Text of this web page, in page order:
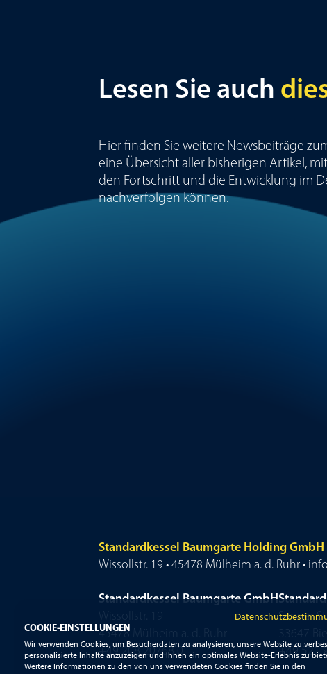
Lesen Sie auch
Hier finden Sie weitere Newsbeiträge
eine Übersicht aller bisherigen Artikel,
den Fortschritt und die Entwicklung im
nachverfolgen können.
Standardkessel Baumgarte Holding GmbH
Wissollstr. 19 • 45478 Mülheim a. d. Ruhr •
Standardkessel Baumgarte GmbH
Wissollstr. 19
45478 Mülheim a. d. Ruhr
+49 208 20768 0
Senner
+49 521
COOKIE-EINSTELLUNGEN
Wir verwenden Cookies, um Besucherdaten zu analysieren, unsere Website zu
personalisierte Inhalte anzuzeigen und Ihnen ein optimales Website-Erlebnis zu
Weitere Informationen zu den von uns verwendeten Cookies finden Sie in den